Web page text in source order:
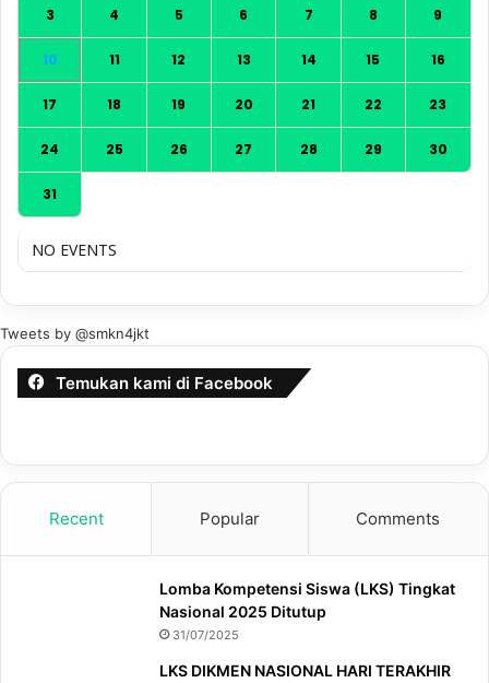
3 4 5 6 7 8 9
10 11 12 13 14 15 16
17 18 19 20 21 22 23
24 25 26 27 28 29 30
31
NO EVENTS
Tweets by @smkn4jkt
Temukan kami di Facebook
Recent Popular Comments
Lomba Kompetensi Siswa (LKS) Tingkat
Nasional 2025 Ditutup
31/07/2025
LKS DIKMEN NASIONAL HARI TERAKHIR